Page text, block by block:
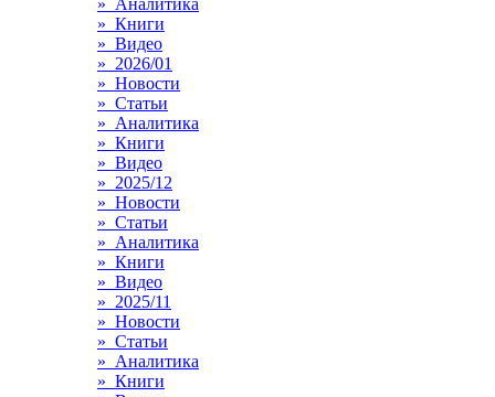
» Аналитика
» Книги
» Видео
» 2026/01
» Новости
» Статьи
» Аналитика
» Книги
» Видео
» 2025/12
» Новости
» Статьи
» Аналитика
» Книги
» Видео
» 2025/11
» Новости
» Статьи
» Аналитика
» Книги